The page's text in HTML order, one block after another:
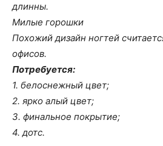
длинны.
Милые горошки
Похожий дизайн ногтей
офисов.
Потребуется:
1. белоснежный цвет;
2. ярко алый цвет;
3. финальное покрытие;
4. дотс.